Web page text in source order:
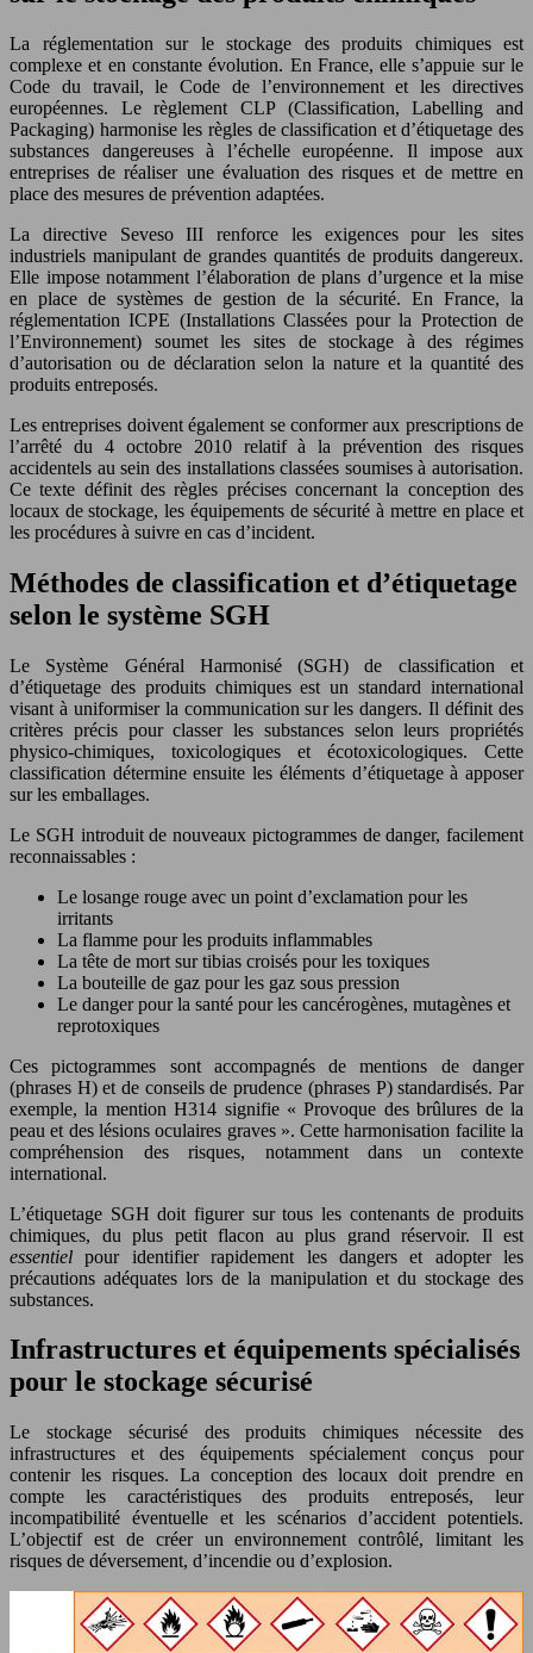
La réglementation sur le stockage des produits chimiques est
complexe et en constante évolution. En France, elle s’appuie sur le
Code du travail, le Code de l’environnement et les directives
européennes. Le règlement CLP (Classification, Labelling and
Packaging) harmonise les règles de classification et d’étiquetage des
substances dangereuses à l’échelle européenne. Il impose aux
entreprises de réaliser une évaluation des risques et de mettre en
place des mesures de prévention adaptées.
La directive Seveso III renforce les exigences pour les sites
industriels manipulant de grandes quantités de produits dangereux.
Elle impose notamment l’élaboration de plans d’urgence et la mise
en place de systèmes de gestion de la sécurité. En France, la
réglementation ICPE (Installations Classées pour la Protection de
l’Environnement) soumet les sites de stockage à des régimes
d’autorisation ou de déclaration selon la nature et la quantité des
produits entreposés.
Les entreprises doivent également se conformer aux prescriptions de
l’arrêté du 4 octobre 2010 relatif à la prévention des risques
accidentels au sein des installations classées soumises à autorisation.
Ce texte définit des règles précises concernant la conception des
locaux de stockage, les équipements de sécurité à mettre en place et
les procédures à suivre en cas d’incident.
Méthodes de classification et d’étiquetage
selon le système SGH
Le Système Général Harmonisé (SGH) de classification et
d’étiquetage des produits chimiques est un standard international
visant à uniformiser la communication sur les dangers. Il définit des
critères précis pour classer les substances selon leurs propriétés
physico-chimiques, toxicologiques et écotoxicologiques. Cette
classification détermine ensuite les éléments d’étiquetage à apposer
sur les emballages.
Le SGH introduit de nouveaux pictogrammes de danger, facilement
reconnaissables :
Le losange rouge avec un point d’exclamation pour les
irritants
La flamme pour les produits inflammables
La tête de mort sur tibias croisés pour les toxiques
La bouteille de gaz pour les gaz sous pression
Le danger pour la santé pour les cancérogènes, mutagènes et
reprotoxiques
Ces pictogrammes sont accompagnés de mentions de danger
(phrases H) et de conseils de prudence (phrases P) standardisés. Par
exemple, la mention H314 signifie « Provoque des brûlures de la
peau et des lésions oculaires graves ». Cette harmonisation facilite la
compréhension des risques, notamment dans un contexte
international.
L’étiquetage SGH doit figurer sur tous les contenants de produits
chimiques, du plus petit flacon au plus grand réservoir. Il est
essentielpour identifier rapidement les dangers et adopter les
précautions adéquates lors de la manipulation et du stockage des
substances.
Infrastructures et équipements spécialisés
pour le stockage sécurisé
Le stockage sécurisé des produits chimiques nécessite des
infrastructures et des équipements spécialement conçus pour
contenir les risques. La conception des locaux doit prendre en
compte les caractéristiques des produits entreposés, leur
incompatibilité éventuelle et les scénarios d’accident potentiels.
L’objectif est de créer un environnement contrôlé, limitant les
risques de déversement, d’incendie ou d’explosion.